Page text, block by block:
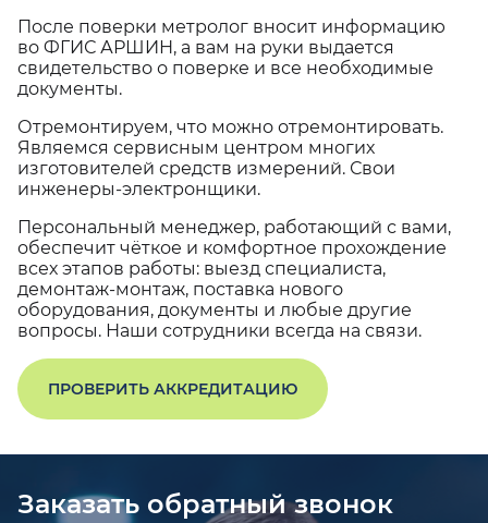
После поверки метролог вносит информацию
во ФГИС АРШИН, а вам на руки выдается
свидетельство о поверке и все необходимые
документы.
Отремонтируем, что можно отремонтировать.
Являемся сервисным центром многих
изготовителей средств измерений. Свои
инженеры-электронщики.
Персональный менеджер, работающий с вами,
обеспечит чёткое и комфортное прохождение
всех этапов работы: выезд специалиста,
демонтаж-монтаж, поставка нового
оборудования, документы и любые другие
вопросы. Наши сотрудники всегда на связи.
ПРОВЕРИТЬ АККРЕДИТАЦИЮ
Заказать обратный звонок